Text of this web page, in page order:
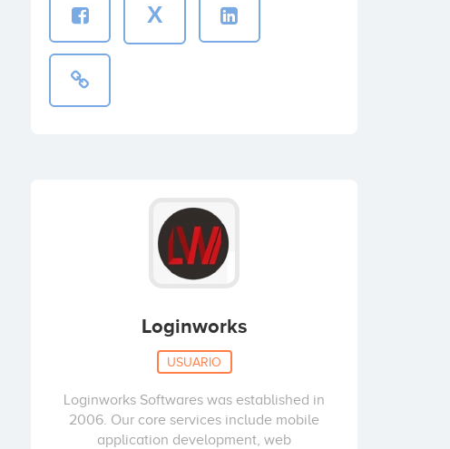
X
Loginworks
USUARIO
Loginworks Softwares was established in
2006. Our core services include mobile
application development, web